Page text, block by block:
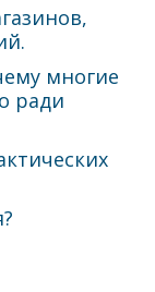
многие
ради